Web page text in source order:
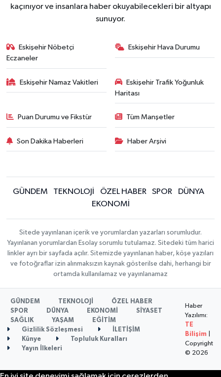
kaçınıyor ve insanlara haber okuyabilecekleri bir altyapı
sunuyor.
Eskişehir Nöbetçi
Eczaneler
Eskişehir Hava Durumu
Eskişehir Namaz Vakitleri
Eskişehir Trafik Yoğunluk
Haritası
Puan Durumu ve Fikstür Tüm Manşetler
Son Dakika Haberleri Haber Arşivi
GÜNDEM TEKNOLOJİ ÖZEL HABER SPOR
DÜNYA
EKONOMİ
Sitede yayınlanan içerik ve yorumlardan yazarları sorumludur.
Yayınlanan yorumlardan Esolay sorumlu tutulamaz. Sitedeki tüm harici
linkler ayrı bir sayfada açılır. Sitemizde yayınlanan haber, köşe yazıları
ve fotoğraflar izin alınmaksızın kaynak gösterilse dahi, herhangi bir
ortamda kullanılamaz ve yayınlanamaz
GÜNDEM TEKNOLOJİ
ÖZEL HABER
SPOR
DÜNYA EKONOMİ
SİYASET
SAĞLIK
YAŞAM
EĞİTİM
Gizlilik Sözleşmesi
İLETİŞİM
Künye
Topluluk Kuralları
Yayın İlkeleri
Haber
Yazılımı:
TE
Bilişim
Copyright
© 2026